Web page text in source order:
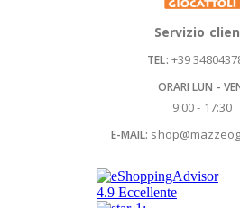
Servizio
TEL: +39
ORARI LUN -
9:00 - 17:30
E-MAIL: